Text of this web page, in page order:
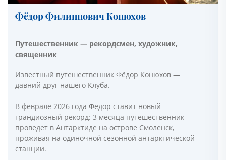
Фёдор Филиппович Конюхов
Путешественник — рекордсмен, художник,
священник
Известный путешественник Фёдор Конюхов —
давний друг нашего Клуба.
В феврале 2026 года Фёдор ставит новый
грандиозный рекорд: 3 месяца путешественник
проведет в Антарктиде на острове Смоленск,
проживая на одиночной сезонной антарктической
станции.